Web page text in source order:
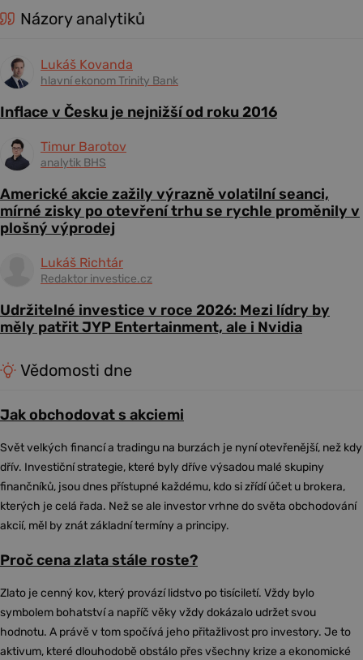
Názory analytiků
Lukáš Kovanda
hlavní ekonom Trinity Bank
Inflace v Česku je nejnižší od roku 2016
Timur Barotov
analytik BHS
Americké akcie zažily výrazně volatilní seanci,
mírné zisky po otevření trhu se rychle proměnily v
plošný výprodej
Lukáš Richtár
Redaktor investice.cz
Udržitelné investice v roce 2026: Mezi lídry by
měly patřit JYP Entertainment, ale i Nvidia
Vědomosti dne
Jak obchodovat s akciemi
Svět velkých financí a tradingu na burzách je nyní otevřenější, než kdy
dřív. Investiční strategie, které byly dříve výsadou malé skupiny
finančníků, jsou dnes přístupné každému, kdo si zřídí účet u brokera,
kterých je celá řada. Než se ale investor vrhne do světa obchodování
akcií, měl by znát základní termíny a principy.
Proč cena zlata stále roste?
Zlato je cenný kov, který provází lidstvo po tisíciletí. Vždy bylo
symbolem bohatství a napříč věky vždy dokázalo udržet svou
hodnotu. A právě v tom spočívá jeho přitažlivost pro investory. Je to
aktivum, které dlouhodobě obstálo přes všechny krize a ekonomické